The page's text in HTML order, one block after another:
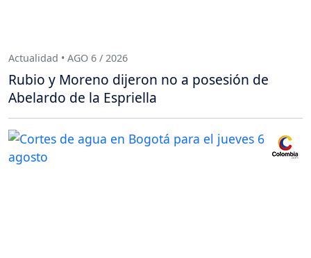
Actualidad • AGO 6 / 2026
Rubio y Moreno dijeron no a posesión de
Abelardo de la Espriella